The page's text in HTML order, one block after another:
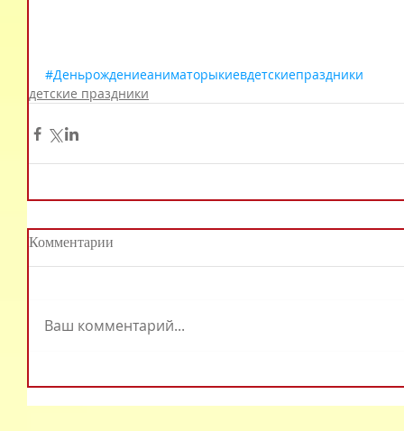
#Деньрождениеаниматорыкиевдетскиепраздники
детские праздники
Комментарии
Ваш комментарий...